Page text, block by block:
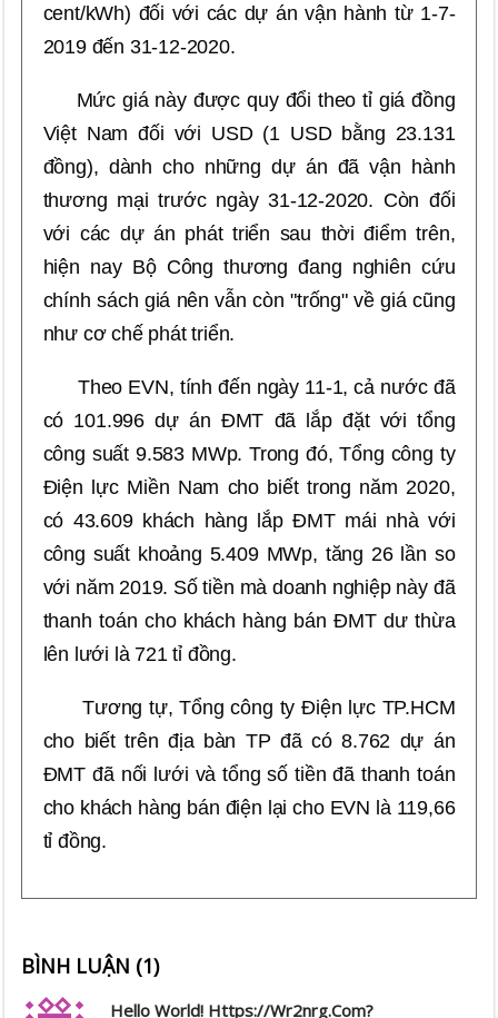
cent/kWh) đối với các dự án vận hành từ 1-7-
2019 đến 31-12-2020.
Mức giá này được quy đổi theo tỉ giá đồng
Việt Nam đối với USD (1 USD bằng 23.131
đồng), dành cho những dự án đã vận hành
thương mại trước ngày 31-12-2020. Còn đối
với các dự án phát triển sau thời điểm trên,
hiện nay Bộ Công thương đang nghiên cứu
chính sách giá nên vẫn còn "trống" về giá cũng
như cơ chế phát triển.
Theo EVN, tính đến ngày 11-1, cả nước đã
có 101.996 dự án ĐMT đã lắp đặt với tổng
công suất 9.583 MWp. Trong đó, Tổng công ty
Điện lực Miền Nam cho biết trong năm 2020,
có 43.609 khách hàng lắp ĐMT mái nhà với
công suất khoảng 5.409 MWp, tăng 26 lần so
với năm 2019. Số tiền mà doanh nghiệp này đã
thanh toán cho khách hàng bán ĐMT dư thừa
lên lưới là 721 tỉ đồng.
Tương tự, Tổng công ty Điện lực TP.HCM
cho biết trên địa bàn TP đã có 8.762 dự án
ĐMT đã nối lưới và tổng số tiền đã thanh toán
cho khách hàng bán điện lại cho EVN là 119,66
tỉ đồng.
BÌNH LUẬN (1)
Hello World! Https://wr2nrg.com?